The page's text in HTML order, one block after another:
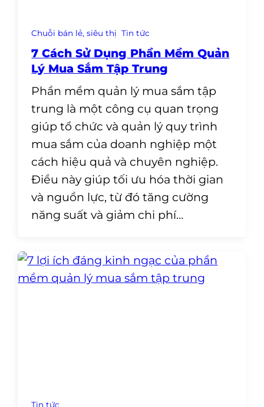
Chuỗi bán lẻ, siêu thị Tin tức
7 Cách Sử Dụng Phần Mềm Quản
Lý Mua Sắm Tập Trung
Phần mềm quản lý mua sắm tập
trung là một công cụ quan trọng
giúp tổ chức và quản lý quy trình
mua sắm của doanh nghiệp một
cách hiệu quả và chuyên nghiệp.
Điều này giúp tối ưu hóa thời gian
và nguồn lực, từ đó tăng cường
năng suất và giảm chi phí…
Tin tức